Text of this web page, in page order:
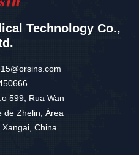
Technology Co.,
599, Rua Wan
de Zhelin, Área
China